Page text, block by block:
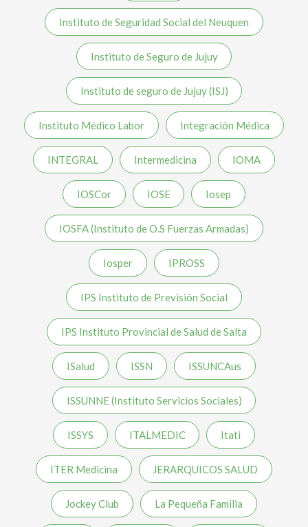
Instituto de Seguridad Social del Neuquen
Instituto de Seguro de Jujuy
Instituto de seguro de Jujuy (ISJ)
Instituto Médico Labor Integración Médica
INTEGRAL Intermedicina IOMA
IOSCor IOSE Iosep
IOSFA (Instituto de O.S Fuerzas Armadas)
Iosper IPROSS
IPS Instituto de Previsión Social
IPS Instituto Provincial de Salud de Salta
ISalud ISSN ISSUNCAus
ISSUNNE (Instituto Servicios Sociales)
ISSYS ITALMEDIC Itati
ITER Medicina JERARQUICOS SALUD
Jockey Club La Pequeña Familia